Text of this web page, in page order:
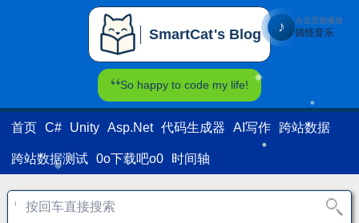
SmartCat's Blog
SmartCat's Blog
So happy to code my life!
首页 C# Unity Asp.Net 代码生成器 AI写作 跨站数据
跨站数据测试 0o下载吧o0 时间轴
♪ 点击页面播放
搞怪音乐